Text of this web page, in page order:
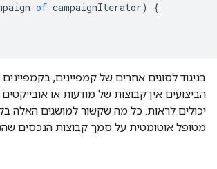
of campaignIterator)
{
בניגוד לסוגים אחרים של קמפיינים,
הביצועים אין קבוצות של מודעות או
יכולים לראות. כל מה שקשור למושגים האלה
מטופל אוטומטית על סמך קבוצות הנכסים